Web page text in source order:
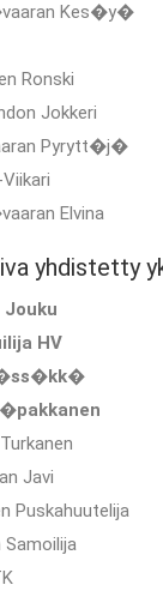
Kes�y�
Ronski
Jokkeri
Pyrytt�j�
Elvina
yhdistetty
Jouku
HV
Javi
Puskahuutelija
Samoilija